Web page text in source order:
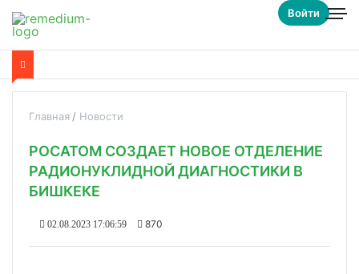
Войти
Главная Новости
РОСАТОМ СОЗДАЕТ НОВОЕ ОТДЕЛЕНИЕ
РАДИОНУКЛИДНОЙ ДИАГНОСТИКИ В
БИШКЕКЕ
02.08.2023 17:06:59 870